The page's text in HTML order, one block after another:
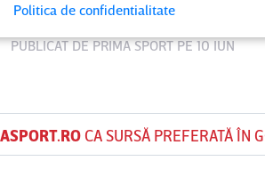
PUBLICAT DEPRIMA SPORTPE 10 IUN
CA SURSĂ PREFERATĂ ÎN
Politica de confidentialitate